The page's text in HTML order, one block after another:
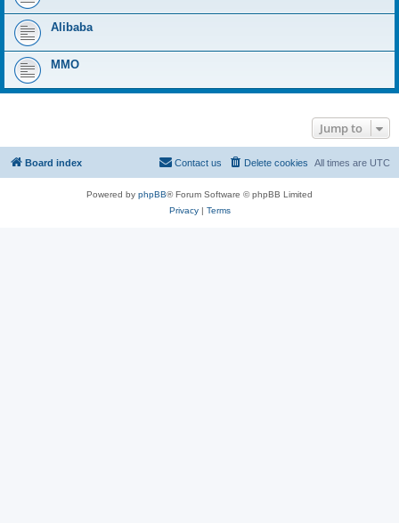
Alibaba
MMO
Jump to
Board index All times are UTC
Delete cookies
Contact us
Powered by phpBB® Forum Software © phpBB Limited
Privacy| Terms